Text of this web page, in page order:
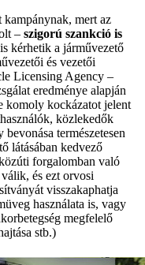
mert az
– szigorú szankció is
kérhetik a járművezető
és vezetői
Licensing Agency –
eredménye alapján
komoly kockázatot jelent
közlekedők
természetesen
látásában kedvező
forgalomban való
és ezt orvosi
visszakaphatja
használata is, vagy
megfelelő
stb.)